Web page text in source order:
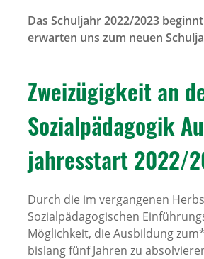
Das Schuljahr 2022/2023
erwarten uns zum neuen
Zwei­zü­gig­keit an
Sozi­al­päd­agogik
jah­res­start 2022/
Durch die im vergangenen
Sozialpädagogischen
Möglichkeit, die Ausbildung
bislang fünf Jahren zu